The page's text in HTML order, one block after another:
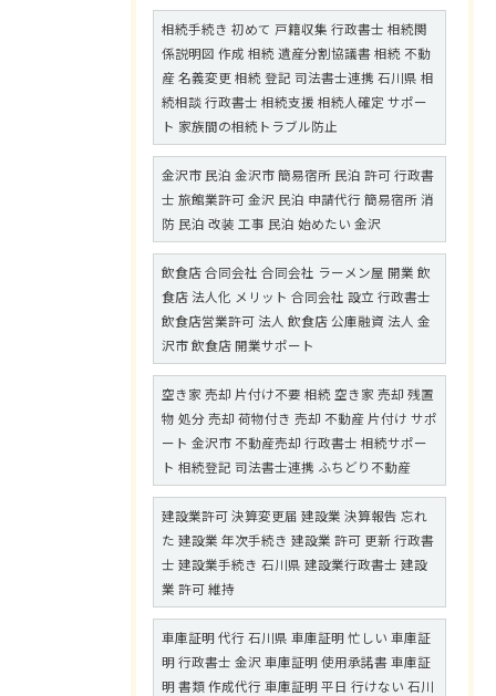
相続手続き 初めて 戸籍収集 行政書士 相続関
係説明図 作成 相続 遺産分割協議書 相続 不動
産 名義変更 相続 登記 司法書士連携 石川県 相
続相談 行政書士 相続支援 相続人確定 サポー
ト 家族間の相続トラブル防止
金沢市 民泊 金沢市 簡易宿所 民泊 許可 行政書
士 旅館業許可 金沢 民泊 申請代行 簡易宿所 消
防 民泊 改装 工事 民泊 始めたい 金沢
飲食店 合同会社 合同会社 ラーメン屋 開業 飲
食店 法人化 メリット 合同会社 設立 行政書士
飲食店営業許可 法人 飲食店 公庫融資 法人 金
沢市 飲食店 開業サポート
空き家 売却 片付け不要 相続 空き家 売却 残置
物 処分 売却 荷物付き 売却 不動産 片付け サポ
ート 金沢市 不動産売却 行政書士 相続サポー
ト 相続登記 司法書士連携 ふちどり不動産
建設業許可 決算変更届 建設業 決算報告 忘れ
た 建設業 年次手続き 建設業 許可 更新 行政書
士 建設業手続き 石川県 建設業行政書士 建設
業 許可 維持
車庫証明 代行 石川県 車庫証明 忙しい 車庫証
明 行政書士 金沢 車庫証明 使用承諾書 車庫証
明 書類 作成代行 車庫証明 平日 行けない 石川